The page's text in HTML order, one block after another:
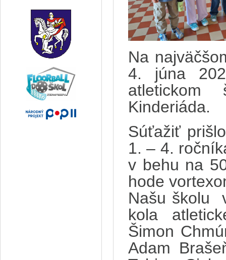
Na
4. júna
atletickom
Kinderiáda.
Súťažiť
1. – 4.
v behu na
hode
Našu školu
kola
Šimon
Adam